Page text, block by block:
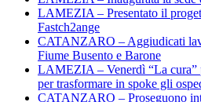
LAMEZIA – Presentato il
Fastch2ange
CATANZARO – Aggiudicati
Fiume Busento e Barone
LAMEZIA – Venerdì “La cura”
per trasformare in spoke gli
CATANZARO – Proseguono